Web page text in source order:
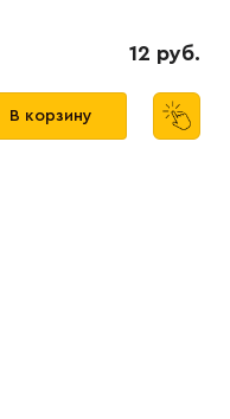
12 руб.
В корзину